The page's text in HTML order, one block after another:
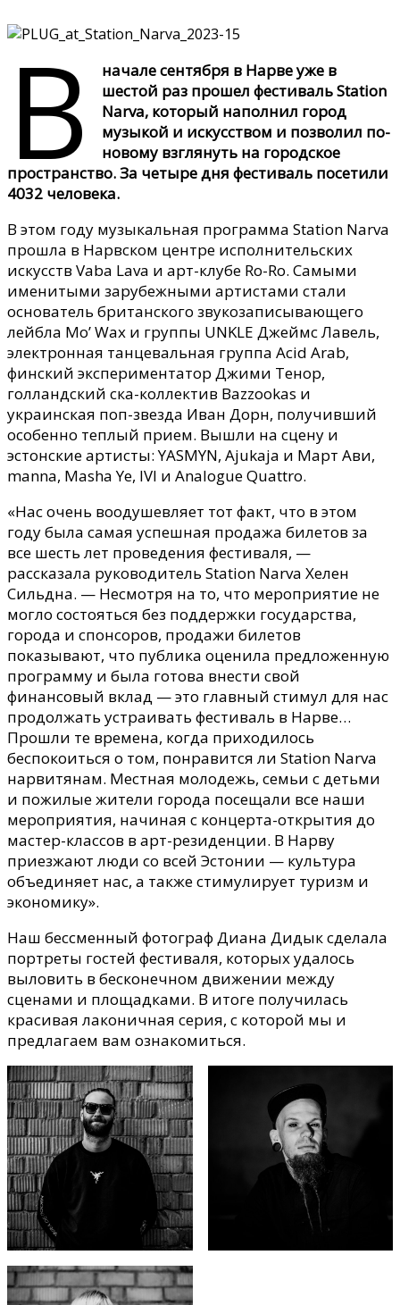
В
начале сентября в Нарве уже в
шестой раз прошел фестиваль Station
Narva, который наполнил город
музыкой и искусством и позволил по-
новому взглянуть на городское
пространство. За четыре дня фестиваль посетили
4032 человека.
В этом году музыкальная программа Station Narva
прошла в Нарвском центре исполнительских
искусств Vaba Lava и арт-клубе Ro-Ro. Самыми
именитыми зарубежными артистами стали
основатель британского звукозаписывающего
лейбла Mo’ Wax и группы UNKLE Джеймс Лавель,
электронная танцевальная группа Acid Arab,
финский экспериментатор Джими Тенор,
голландский ска-коллектив Bazzookas и
украинская поп-звезда Иван Дорн, получивший
особенно теплый прием. Вышли на сцену и
эстонские артисты: YASMYN, Ajukaja и Март Ави,
manna, Masha Ye, IVI и Analogue Quattro.
«Нас очень воодушевляет тот факт, что в этом
году была самая успешная продажа билетов за
все шесть лет проведения фестиваля, —
рассказала руководитель Station Narva Хелен
Сильдна. — Несмотря на то, что мероприятие не
могло состояться без поддержки государства,
города и спонсоров, продажи билетов
показывают, что публика оценила предложенную
программу и была готова внести свой
финансовый вклад — это главный стимул для нас
продолжать устраивать фестиваль в Нарве…
Прошли те времена, когда приходилось
беспокоиться о том, понравится ли Station Narva
нарвитянам. Местная молодежь, семьи с детьми
и пожилые жители города посещали все наши
мероприятия, начиная с концерта-открытия до
мастер-классов в арт-резиденции. В Нарву
приезжают люди со всей Эстонии — культура
объединяет нас, а также стимулирует туризм и
экономику».
Наш бессменный фотограф Диана Дидык сделала
портреты гостей фестиваля, которых удалось
выловить в бесконечном движении между
сценами и площадками. В итоге получилась
красивая лаконичная серия, с которой мы и
предлагаем вам ознакомиться.